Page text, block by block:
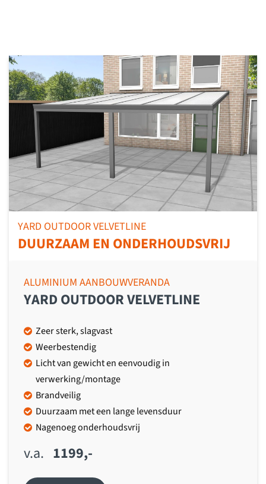
YARD OUTDOOR VELVETLINE
DUURZAAM EN ONDERHOUDSVRIJ
ALUMINIUM AANBOUWVERANDA
YARD OUTDOOR VELVETLINE
Zeer sterk, slagvast
Weerbestendig
Licht van gewicht en eenvoudig in
verwerking/montage
Brandveilig
Duurzaam met een lange levensduur
Nagenoeg onderhoudsvrij
1199,-